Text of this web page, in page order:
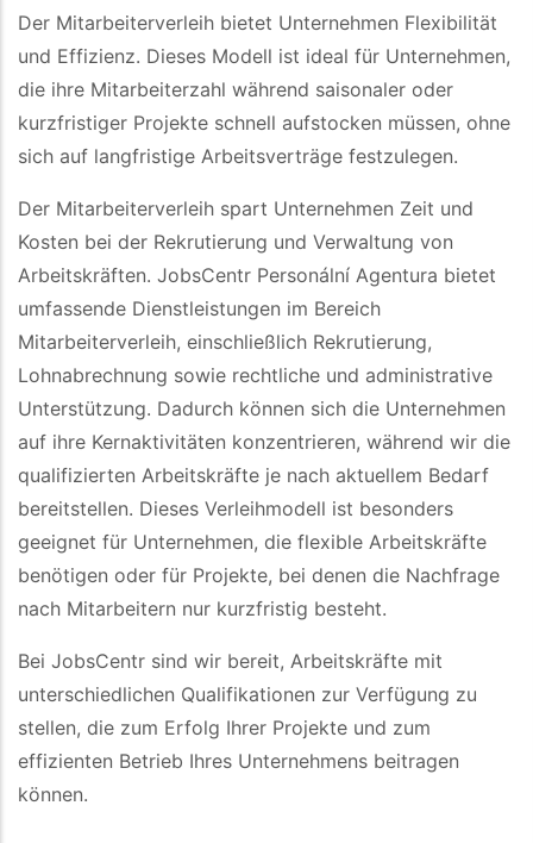
Der Mitarbeiterverleih bietet Unternehmen Flexibilität
und Effizienz. Dieses Modell ist ideal für Unternehmen,
die ihre Mitarbeiterzahl während saisonaler oder
kurzfristiger Projekte schnell aufstocken müssen, ohne
sich auf langfristige Arbeitsverträge festzulegen.
Der Mitarbeiterverleih spart Unternehmen Zeit und
Kosten bei der Rekrutierung und Verwaltung von
Arbeitskräften. JobsCentr Personální Agentura bietet
umfassende Dienstleistungen im Bereich
Mitarbeiterverleih, einschließlich Rekrutierung,
Lohnabrechnung sowie rechtliche und administrative
Unterstützung. Dadurch können sich die Unternehmen
auf ihre Kernaktivitäten konzentrieren, während wir die
qualifizierten Arbeitskräfte je nach aktuellem Bedarf
bereitstellen. Dieses Verleihmodell ist besonders
geeignet für Unternehmen, die flexible Arbeitskräfte
benötigen oder für Projekte, bei denen die Nachfrage
nach Mitarbeitern nur kurzfristig besteht.
Bei JobsCentr sind wir bereit, Arbeitskräfte mit
unterschiedlichen Qualifikationen zur Verfügung zu
stellen, die zum Erfolg Ihrer Projekte und zum
effizienten Betrieb Ihres Unternehmens beitragen
können.